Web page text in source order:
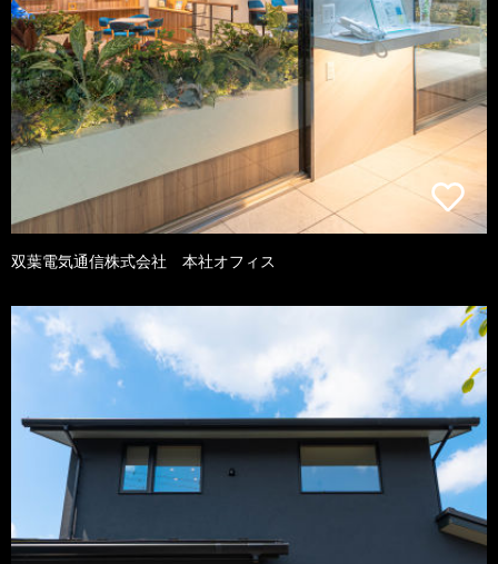
双葉電気通信株式会社 本社オフィス